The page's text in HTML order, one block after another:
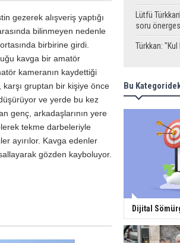
gezerek alışveriş yaptığı
bilinmeyen nedenle
birbirine girdi.
kavga bir amatör
kameranın kaydettiği
gruptan bir kişiye önce
ve yerde bu kez
genç, arkadaşlarının yere
tekme darbeleriyle
ayırılor. Kavga edenler
gözden kayboluyor.
Lütfü
soru
Türkkan:
Bu
Dijital